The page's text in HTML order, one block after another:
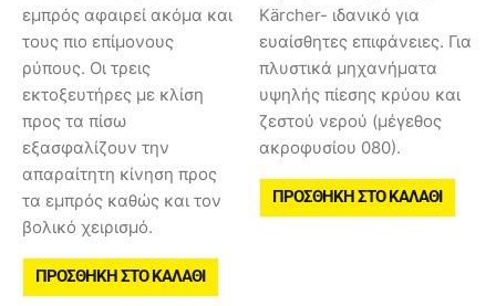
εμπρός αφαιρεί ακόμα και
τους πιο επίμονους
ρύπους. Οι τρεις
εκτοξευτήρες με κλίση
προς τα πίσω
εξασφαλίζουν την
απαραίτητη κίνηση προς
τα εμπρός καθώς και τον
βολικό χειρισμό.
ΠΡΟΣΘΉΚΗ ΣΤΟ ΚΑΛΆΘΙ
Kärcher- ιδανικό για
ευαίσθητες επιφάνειες. Για
πλυστικά μηχανήματα
υψηλής πίεσης κρύου και
ζεστού νερού (μέγεθος
ακροφυσίου 080).
ΠΡΟΣΘΉΚΗ ΣΤΟ ΚΑΛΆΘΙ